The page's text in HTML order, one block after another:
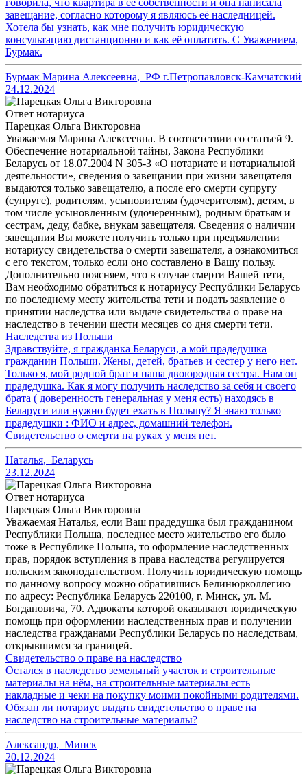
говорила, что квартира в её собственности и она написала
завещание, согласно которому я являюсь её наследницей.
Хотела бы узнать, как мне получить юридическую
консультацию дистанционно и как её оплатить. С Уважением,
Бурмак.
Бурмак Марина Алексеевна, РФ г.Петропавловск-Камчатский
24.12.2024
Ответ нотариуса
Парецкая Ольга Викторовна
Уважаемая Марина Алексеевна. В соответствии со статьей 9.
Обеспечение нотариальной тайны, Закона Республики
Беларусь от 18.07.2004 N 305-З «О нотариате и нотариальной
деятельности», сведения о завещании при жизни завещателя
выдаются только завещателю, а после его смерти супругу
(супруге), родителям, усыновителям (удочерителям), детям, в
том числе усыновленным (удочеренным), родным братьям и
сестрам, деду, бабке, внукам завещателя. Сведения о наличии
завещания Вы можете получить только при предъявлении
нотариусу свидетельства о смерти завещателя, а ознакомиться
с его текстом, только если оно составлено в Вашу пользу.
Дополнительно поясняем, что в случае смерти Вашей тети,
Вам необходимо обратиться к нотариусу Республики Беларусь
по последнему месту жительства тети и подать заявление о
принятии наследства или выдаче свидетельства о праве на
наследство в течении шести месяцев со дня смерти тети.
Наследства из Польши
Здравствуйте, я гражданка Беларуси, а мой прадедушка
гражданин Польши. Жены, детей, братьев и сестер у него нет.
Только я, мой родной брат и наша двоюродная сестра. Нам он
прадедушка. Как я могу получить наследство за себя и своего
брата ( доверенность генеральная у меня есть) находясь в
Беларуси или нужно будет ехать в Польшу? Я знаю только
прадедушки : ФИО и адрес, домашний телефон.
Свидетельство о смерти на руках у меня нет.
Наталья, Беларусь
23.12.2024
Ответ нотариуса
Парецкая Ольга Викторовна
Уважаемая Наталья, если Ваш прадедушка был гражданином
Республики Польша, последнее место жительство его было
тоже в Республике Польша, то оформление наследственных
прав, порядок вступления в права наследства регулируется
польским законодательством. Получить юридическую помощь
по данному вопросу можно обратившись Белинюрколлегию
по адресу: Республика Беларусь 220100, г. Минск, ул. М.
Богдановича, 70. Адвокаты которой оказывают юридическую
помощь при оформлении наследственных прав и получении
наследства гражданами Республики Беларусь по наследствам,
открывшимся за границей.
Свидетельство о праве на наследство
Остался в наследство земельный участок и строительные
материалы на нём, на строительные материалы есть
накладные и чеки на покупку моими покойными родителями.
Обязан ли нотариус выдать свидетельство о праве на
наследство на строительные материалы?
Александр, Минск
20.12.2024